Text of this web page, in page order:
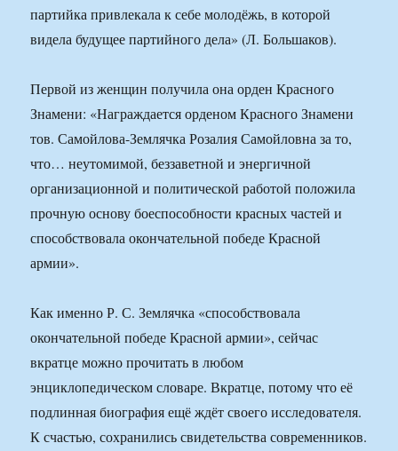
партийка привлекала к себе молодёжь, в которой
видела будущее партийного дела» (Л. Большаков).
Первой из женщин получила она орден Красного
Знамени: «Награждается орденом Красного Знамени
тов. Самойлова-Землячка Розалия Самойловна за то,
что… неутомимой, беззаветной и энергичной
организационной и политической работой положила
прочную основу боеспособности красных частей и
способствовала окончательной победе Красной
армии».
Как именно Р. С. Землячка «способствовала
окончательной победе Красной армии», сейчас
вкратце можно прочитать в любом
энциклопедическом словаре. Вкратце, потому что её
подлинная биография ещё ждёт своего исследователя.
К счастью, сохранились свидетельства современников.